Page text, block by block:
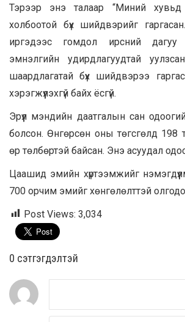
Тэрээр энэ талаар “Миний хувьд
холбоотой бүх шийдвэрийг
иргэдээс гомдол ирсний дагуу
эмнэлгийн удирдлагуудтай
шаардлагатай бүх шийдвэрээ
хэрэгжүүлэхгүй байх ёсгүй.
Эрүүл мэндийн даатгалын сан
болсон. Өнгөрсөн оны төгсгөлд 198
өр төлбөртэй байсан. Энэ асуудал
Цаашид эмийн хүртээмжийг
700 орчим эмийг хөнгөлөлттэй
Post Views: 3,034
0 cэтгэгдэлтэй